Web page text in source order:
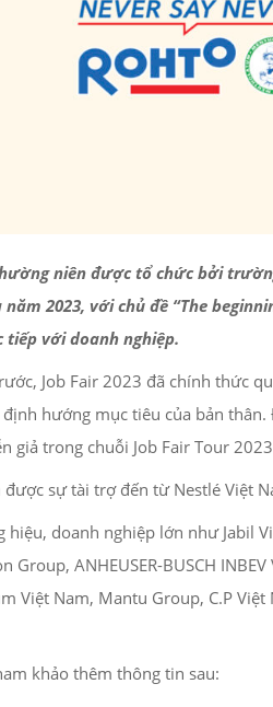
niên được tổ chức bởi
năm 2023, với chủ đề “The
với doanh nghiệp.
Job Fair 2023 đã chính thức
hướng mục tiêu của bản
giả trong chuỗi Job Fair Tour
sự tài trợ đến từ Nestlé Việt
doanh nghiệp lớn như Jabil
ANHEUSER-BUSCH
Việt Nam, Mantu Group, C.P
khảo thêm thông tin sau: